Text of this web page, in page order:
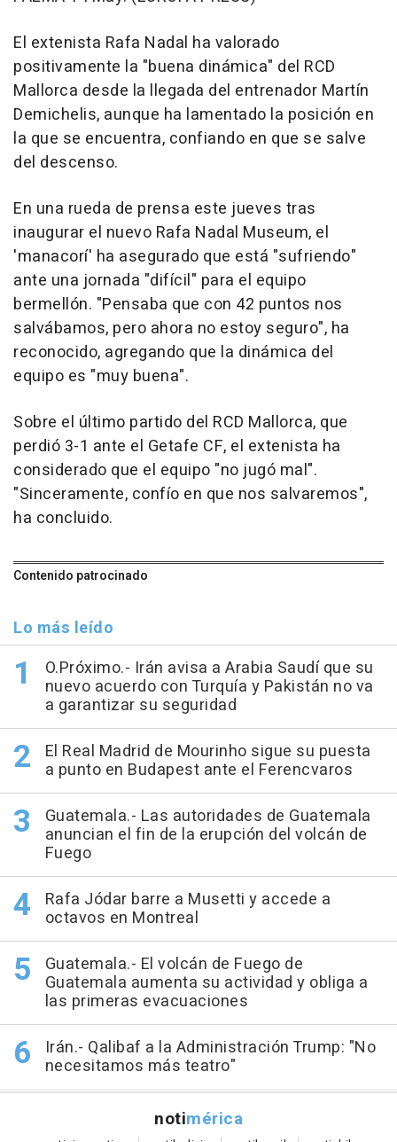
El extenista Rafa Nadal ha valorado
positivamente la "buena dinámica" del RCD
Mallorca desde la llegada del entrenador Martín
Demichelis, aunque ha lamentado la posición en
la que se encuentra, confiando en que se salve
del descenso.
En una rueda de prensa este jueves tras
inaugurar el nuevo Rafa Nadal Museum, el
'manacorí' ha asegurado que está "sufriendo"
ante una jornada "difícil" para el equipo
bermellón. "Pensaba que con 42 puntos nos
salvábamos, pero ahora no estoy seguro", ha
reconocido, agregando que la dinámica del
equipo es "muy buena".
Sobre el último partido del RCD Mallorca, que
perdió 3-1 ante el Getafe CF, el extenista ha
considerado que el equipo "no jugó mal".
"Sinceramente, confío en que nos salvaremos",
ha concluido.
Contenido patrocinado
Lo más leído
O.Próximo.- Irán avisa a Arabia Saudí que su
nuevo acuerdo con Turquía y Pakistán no va
a garantizar su seguridad
El Real Madrid de Mourinho sigue su puesta
a punto en Budapest ante el Ferencvaros
Guatemala.- Las autoridades de Guatemala
anuncian el fin de la erupción del volcán de
Fuego
Rafa Jódar barre a Musetti y accede a
octavos en Montreal
Guatemala.- El volcán de Fuego de
Guatemala aumenta su actividad y obliga a
las primeras evacuaciones
Irán.- Qalibaf a la Administración Trump: "No
necesitamos más teatro"
notimérica